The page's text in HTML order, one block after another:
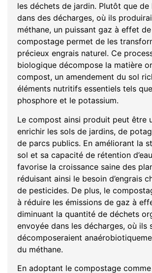
les déchets de jardin. Plutôt que de
dans des décharges, où ils
méthane, un puissant gaz à effet
compostage permet de les
précieux engrais naturel. Ce
biologique décompose la matière
compost, un amendement du sol
éléments nutritifs essentiels tels
phosphore et le potassium.
Le compost ainsi produit peut être
enrichir les sols de jardins, de
de parcs publics. En améliorant la
sol et sa capacité de rétention
favorise la croissance saine des
réduisant ainsi le besoin d’engrais
de pesticides. De plus, le
à réduire les émissions de gaz à
diminuant la quantité de déchets
envoyée dans les décharges, où ils
décomposeraient
du méthane.
En adoptant le compostage